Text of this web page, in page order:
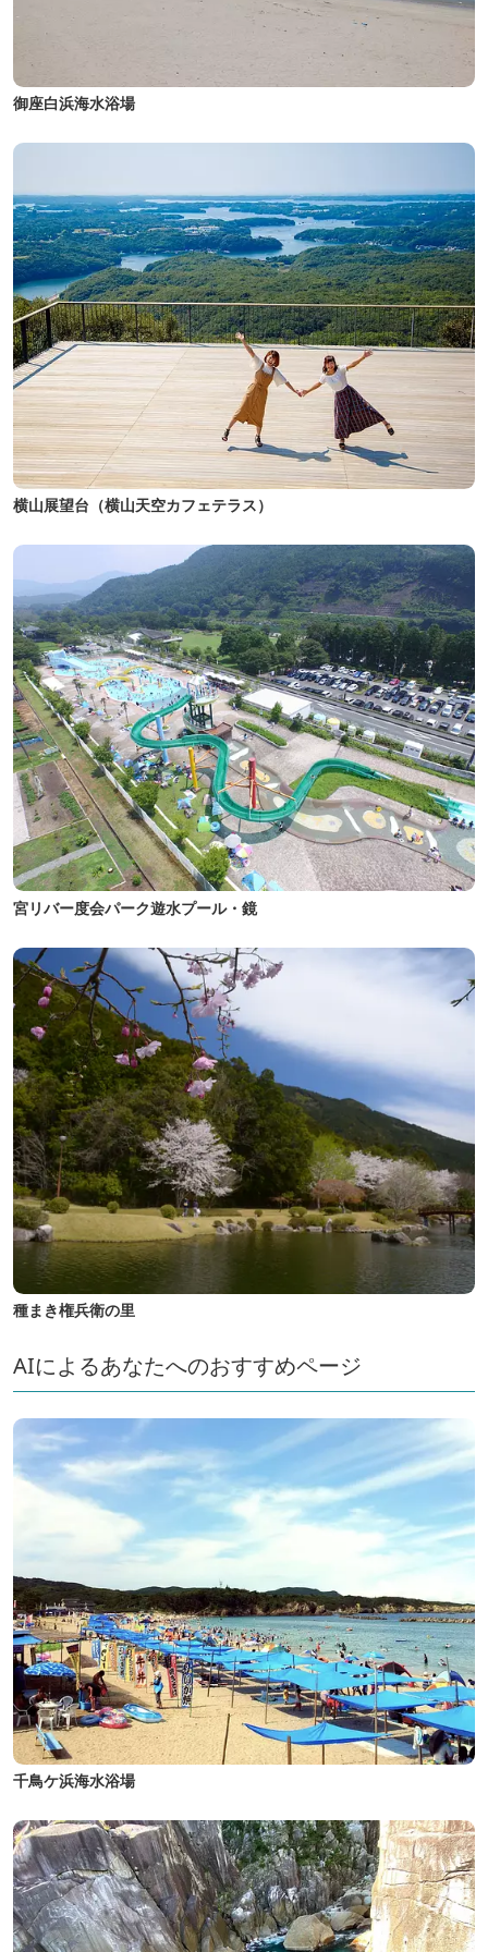
御座白浜海水浴場
横山展望台（横山天空カフェテラス）
宮リバー度会パーク遊水プール・鏡
種まき権兵衛の里
AIによるあなたへのおすすめページ
千鳥ケ浜海水浴場